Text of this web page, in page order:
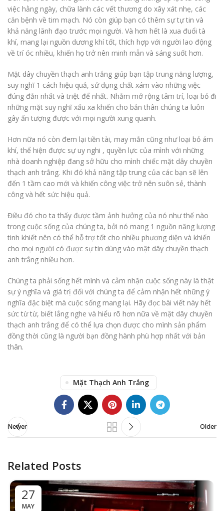
việc hằng ngày, chữa lành các vết thương do xây xát nhẹ, các
căn bệnh về tim mạch. Nó còn giúp bạn có thêm sự tự tin và
khả năng lãnh đạo trước mọi người. Và hơn hết là xua đuổi tà
khí, mang lại nguồn dương khí tốt, thích hợp với người lao động
về trí óc nhiều, khiến họ trở nên minh mẫn và sáng suốt hơn.
Mặt dây chuyền thạch anh trắng giúp bạn tập trung năng lượng,
suy nghĩ 1 cách hiệu quả, sử dụng chất xám vào những việc
đúng đắn nhất và triệt để nhất. Nhằm mở rộng tâm trí, loại bỏ đi
những mặt suy nghĩ xấu xa khiến cho bản thân chúng ta luôn
gây ấn tượng được với mọi người xung quanh.
Hơn nữa nó còn đem lại tiền tài, may mắn cũng như loại bỏ ám
khí, thể hiện được sự uy nghi , quyền lực của mình với những
nhà doanh nghiệp đang sở hữu cho mình chiếc mặt dây chuyền
thạch anh trắng. Khi đó khả năng tập trung của các bạn sẽ lên
đến 1 tầm cao mới và khiến công việc trở nên suôn sẻ, thành
công và hết sức hiệu quả.
Điều đó cho ta thấy được tầm ảnh hưởng của nó như thế nào
trong cuộc sống của chúng ta, bởi nó mang 1 nguồn năng lượng
tinh khiết nên có thể hỗ trợ tốt cho nhiều phương diện và khiến
cho mọi người có được sự tin dùng vào mặt dây chuyền thạch
anh trắng nhiều hơn.
Chúng ta phải sống hết mình và cảm nhận cuộc sống này là thật
sự ý nghĩa và giá trị đối với chúng ta để cảm nhận hết những ý
nghĩa đặc biệt mà cuộc sống mang lại. Hãy đọc bài viết này hết
sức từ từ, biết lắng nghe và hiểu rõ hơn nữa về mặt dây chuyền
thạch anh trắng để có thể lựa chọn được cho mình sản phẩm
đồng thời cũng là người bạn đồng hành phù hợp nhất với bản
thân.
Mặt Thạch Anh Trắng
Newer Older
Related Posts
27
MAY